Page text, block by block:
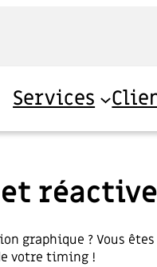
Services
graphique ? Vous
votre timing !